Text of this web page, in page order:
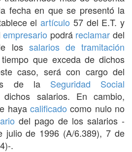
fecha en que se presentó la
el artículo 57 del E.T. y
empresario podrá reclamar del
los salarios de tramitación
que exceda de dichos
caso, será con cargo del
de la Seguridad Social
dichos salarios. En cambio,
haya calificado como nulo no
del pago de los salarios -
julio de 1996 (A/6.389), 7 de
.